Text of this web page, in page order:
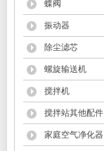
蝶阀
振动器
除尘滤芯
螺旋输送机
搅拌机
搅拌站其他配件
家庭空气净化器